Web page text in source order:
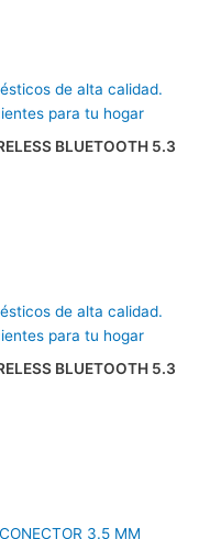
BLUETOOTH 5.3
BLUETOOTH 5.3